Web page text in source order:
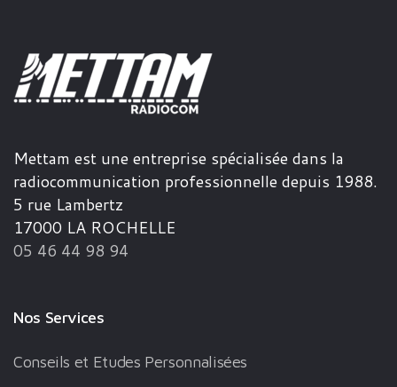
Mettam est une entreprise spécialisée dans la
radiocommunication professionnelle depuis 1988.
5 rue Lambertz
17000 LA ROCHELLE
05 46 44 98 94
Nos Services
Conseils et Etudes Personnalisées